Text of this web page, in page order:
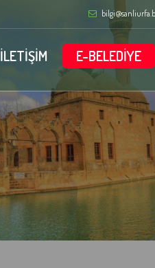
İLETİŞİM E-BELEDİYE